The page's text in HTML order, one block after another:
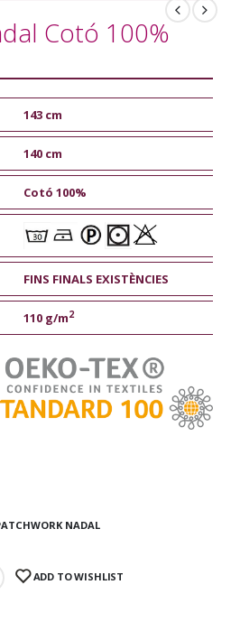
Cotó 100%
143 cm
140 cm
Cotó 100%
FINS FINALS EXISTÈNCIES
110 g/m2
NADAL
ADD TO WISHLIST